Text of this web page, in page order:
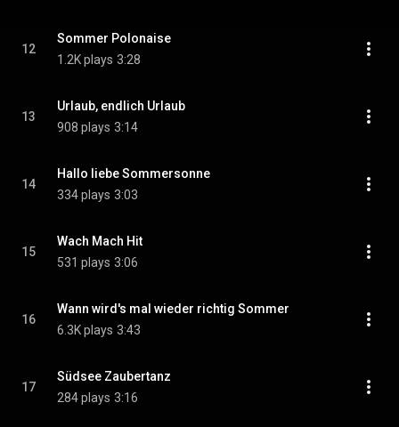
12
Sommer Polonaise
1.2K plays 3:28
13
Urlaub, endlich Urlaub
908 plays 3:14
14
Hallo liebe Sommersonne
334 plays 3:03
15
Wach Mach Hit
531 plays 3:06
16
Wann wird's mal wieder richtig Sommer
6.3K plays 3:43
17
Südsee Zaubertanz
284 plays 3:16